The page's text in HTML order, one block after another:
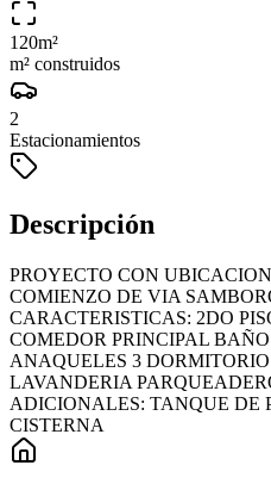
120m²
m² construidos
2
Estacionamientos
Descripción
PROYECTO CON
COMIENZO DE VIA
CARACTERISTICAS: 2DO
COMEDOR PRINCIPAL
ANAQUELES 3
LAVANDERIA
ADICIONALES: TANQUE DE
CISTERNA